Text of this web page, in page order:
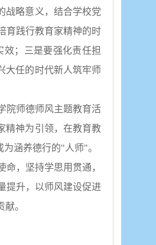
战略意义，结合学校党
育践行教育家精神的时
；三是要强化责任担
大任的时代新人筑牢师
院师德师风主题教育活
精神为引领，在教育教
涵养德行的"人师"。
， 坚持学思用贯通，
提升，以师风建设促进
。